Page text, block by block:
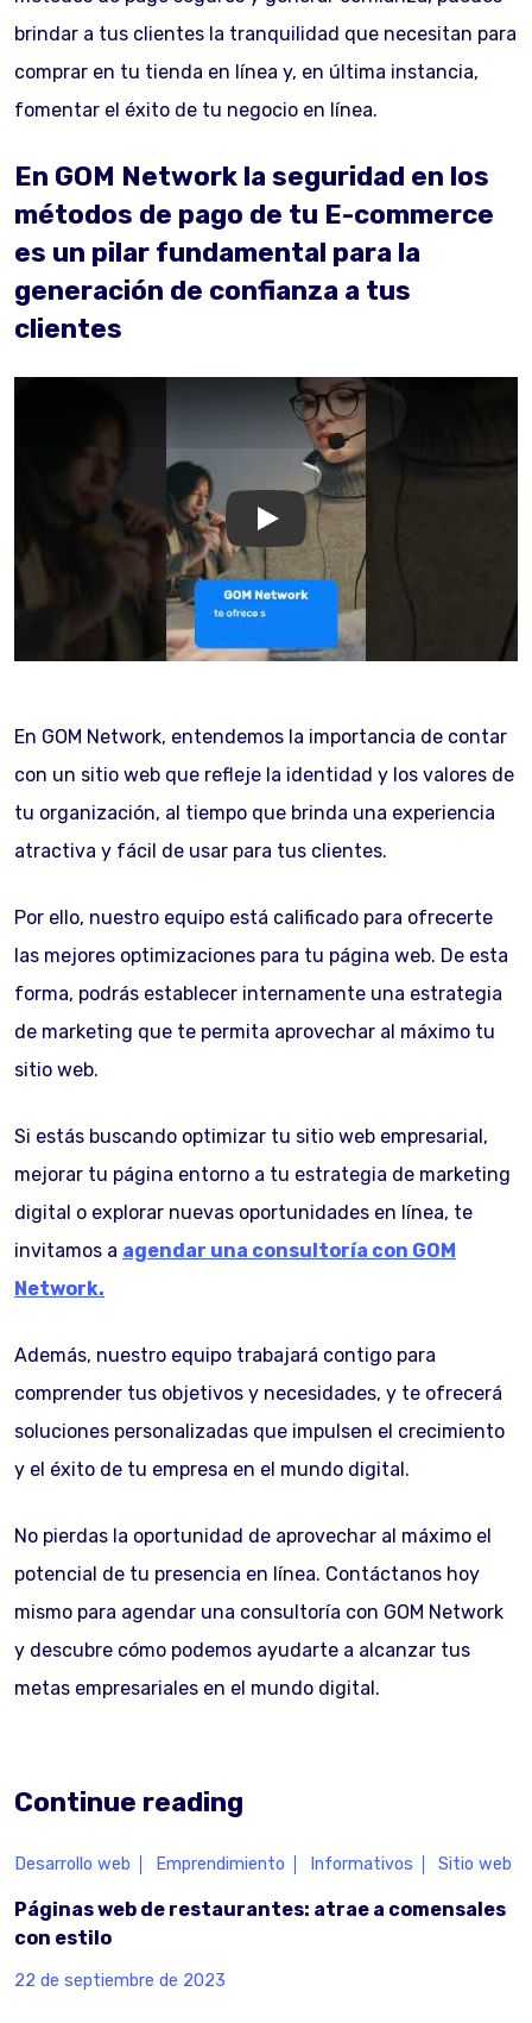
brindar a tus clientes la tranquilidad que necesitan para
comprar en tu tienda en línea y, en última instancia,
fomentar el éxito de tu negocio en línea.
En GOM Network la seguridad en los
métodos de pago de tu E-commerce
es un pilar fundamental para la
generación de confianza a tus
clientes
GOM Network
En GOM Network, entendemos la importancia de contar
con un sitio web que refleje la identidad y los valores de
tu organización, al tiempo que brinda una experiencia
atractiva y fácil de usar para tus clientes.
Por ello, nuestro equipo está calificado para ofrecerte
las mejores optimizaciones para tu página web. De esta
forma, podrás establecer internamente una estrategia
de marketing que te permita aprovechar al máximo tu
sitio web.
Si estás buscando optimizar tu sitio web empresarial,
mejorar tu página entorno a tu estrategia de marketing
digital o explorar nuevas oportunidades en línea, te
invitamos a agendar una consultoría con GOM
Network.
Además, nuestro equipo trabajará contigo para
comprender tus objetivos y necesidades, y te ofrecerá
soluciones personalizadas que impulsen el crecimiento
y el éxito de tu empresa en el mundo digital.
No pierdas la oportunidad de aprovechar al máximo el
potencial de tu presencia en línea. Contáctanos hoy
mismo para agendar una consultoría con GOM Network
y descubre cómo podemos ayudarte a alcanzar tus
metas empresariales en el mundo digital.
Continue reading
Desarrollo web Emprendimiento Informativos Sitio web
Páginas web de restaurantes: atrae a comensales
con estilo
22 de septiembre de 2023